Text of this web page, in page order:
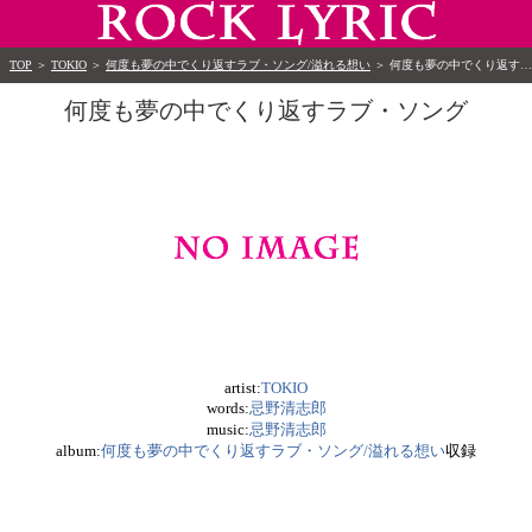
TOP ＞ TOKIO ＞ 何度も夢の中でくり返すラブ・ソング/溢れる想い ＞ 何度も夢の中でくり返すラブ・ソング
何度も夢の中でくり返すラブ・ソング
artist:TOKIO
words:忌野清志郎
music:忌野清志郎
album:何度も夢の中でくり返すラブ・ソング/溢れる想い収録